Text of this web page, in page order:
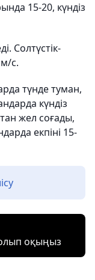
15-20, күндіз
Солтүстік-
с.
түнде туман,
күндіз
жел соғады,
екпіні 15-
оқыңыз